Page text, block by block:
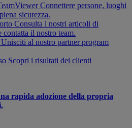
Connettere persone, luoghi
sicurezza.
Consulta i nostri articoli di
contatta il nostro team.
Unisciti al nostro partner program
Scopri i risultati dei clienti
rapida adozione della propria